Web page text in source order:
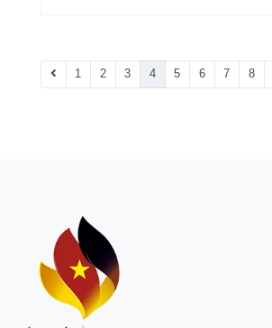
1 2 3 4 5 6 7 8